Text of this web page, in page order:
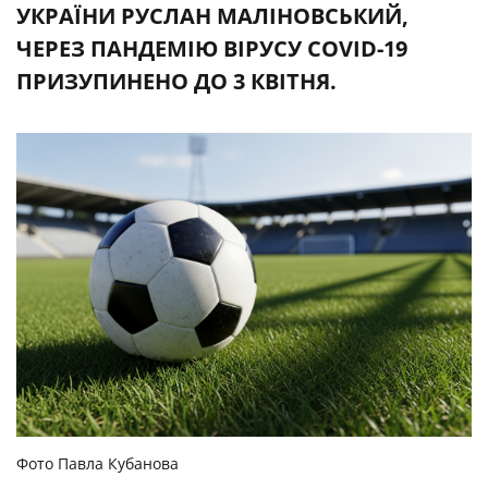
УКРАЇНИ РУСЛАН МАЛІНОВСЬКИЙ,
ЧЕРЕЗ ПАНДЕМІЮ ВІРУСУ COVID-19
ПРИЗУПИНЕНО ДО 3 КВІТНЯ.
Фото Павла Кубанова